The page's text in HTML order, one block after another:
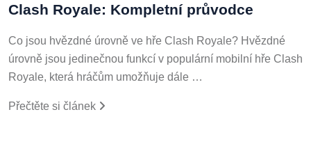
Clash Royale: Kompletní průvodce
Co jsou hvězdné úrovně ve hře Clash Royale? Hvězdné
úrovně jsou jedinečnou funkcí v populární mobilní hře Clash
Royale, která hráčům umožňuje dále …
Přečtěte si článek